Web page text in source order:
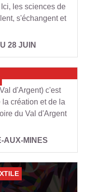
les sciences de
s'échangent et
28 JUIN
d'Argent) c'est
création et de la
du Val d'Argent
AUX-MINES